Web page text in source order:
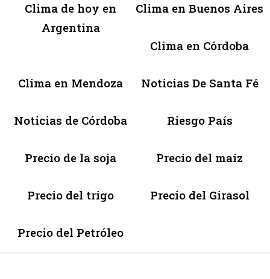
Clima de hoy en
Argentina
Clima en Buenos Aires
Clima en Córdoba
Clima en Mendoza Noticias De Santa Fé
Noticias de Córdoba Riesgo País
Precio de la soja Precio del maíz
Precio del trigo Precio del Girasol
Precio del Petróleo